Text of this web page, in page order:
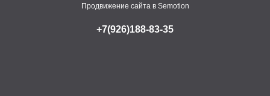
Продвижение сайта в Semotion
+7(926)188-83-35